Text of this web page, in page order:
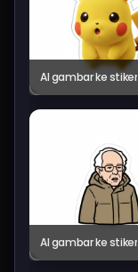
AI gambar ke stiker
AI gambar ke stiker